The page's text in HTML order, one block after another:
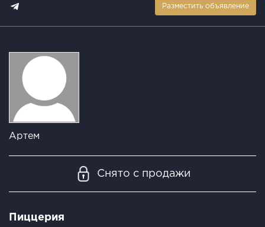
Разместить объявление
Артем
Снято с продажи
Пиццерия